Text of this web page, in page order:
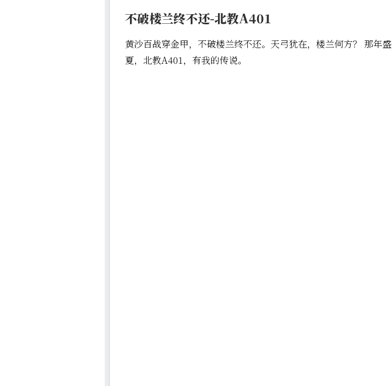
不破楼兰终不还-北教A401
黄沙百战穿金甲，不破楼兰终不还。天弓犹在，楼兰何方？ 那年盛
夏，北教A401，有我的传说。